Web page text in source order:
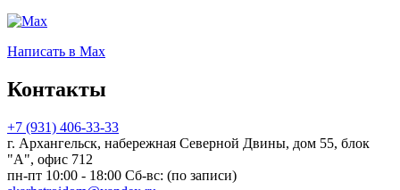
Написать в Max
Контакты
+7 (931) 406-33-33
г. Архангельск, набережная Северной Двины, дом 55, блок
"А", офис 712
пн-пт 10:00 - 18:00 Сб-вс: (по записи)